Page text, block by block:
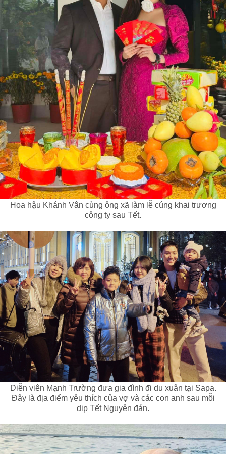
Hoa hậu Khánh Vân cùng ông xã làm lễ cúng khai trương
công ty sau Tết.
Diễn viên Mạnh Trường đưa gia đình đi du xuân tại Sapa.
Đây là địa điểm yêu thích của vợ và các con anh sau mỗi
dịp Tết Nguyên đán.